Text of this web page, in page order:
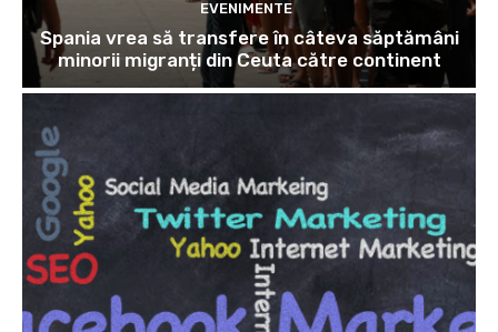
EVENIMENTE
Spania vrea să transfere în câteva săptămâni
minorii migranți din Ceuta către continent